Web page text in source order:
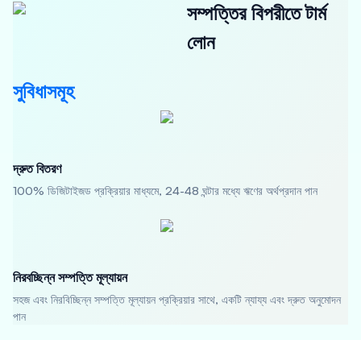
সম্পত্তির বিপরীতে টার্ম
লোন
সুবিধাসমূহ
দ্রুত বিতরণ
100% ডিজিটাইজড প্রক্রিয়ার মাধ্যমে, 24-48 ঘন্টার মধ্যে ঋণের অর্থপ্রদান পান
নিরবচ্ছিন্ন সম্পত্তি মূল্যায়ন
সহজ এবং নিরবিচ্ছিন্ন সম্পত্তি মূল্যায়ন প্রক্রিয়ার সাথে, একটি ন্যায্য এবং দ্রুত অনুমোদন
পান